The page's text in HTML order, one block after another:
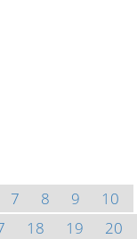
7 8 9
10
18 19
20